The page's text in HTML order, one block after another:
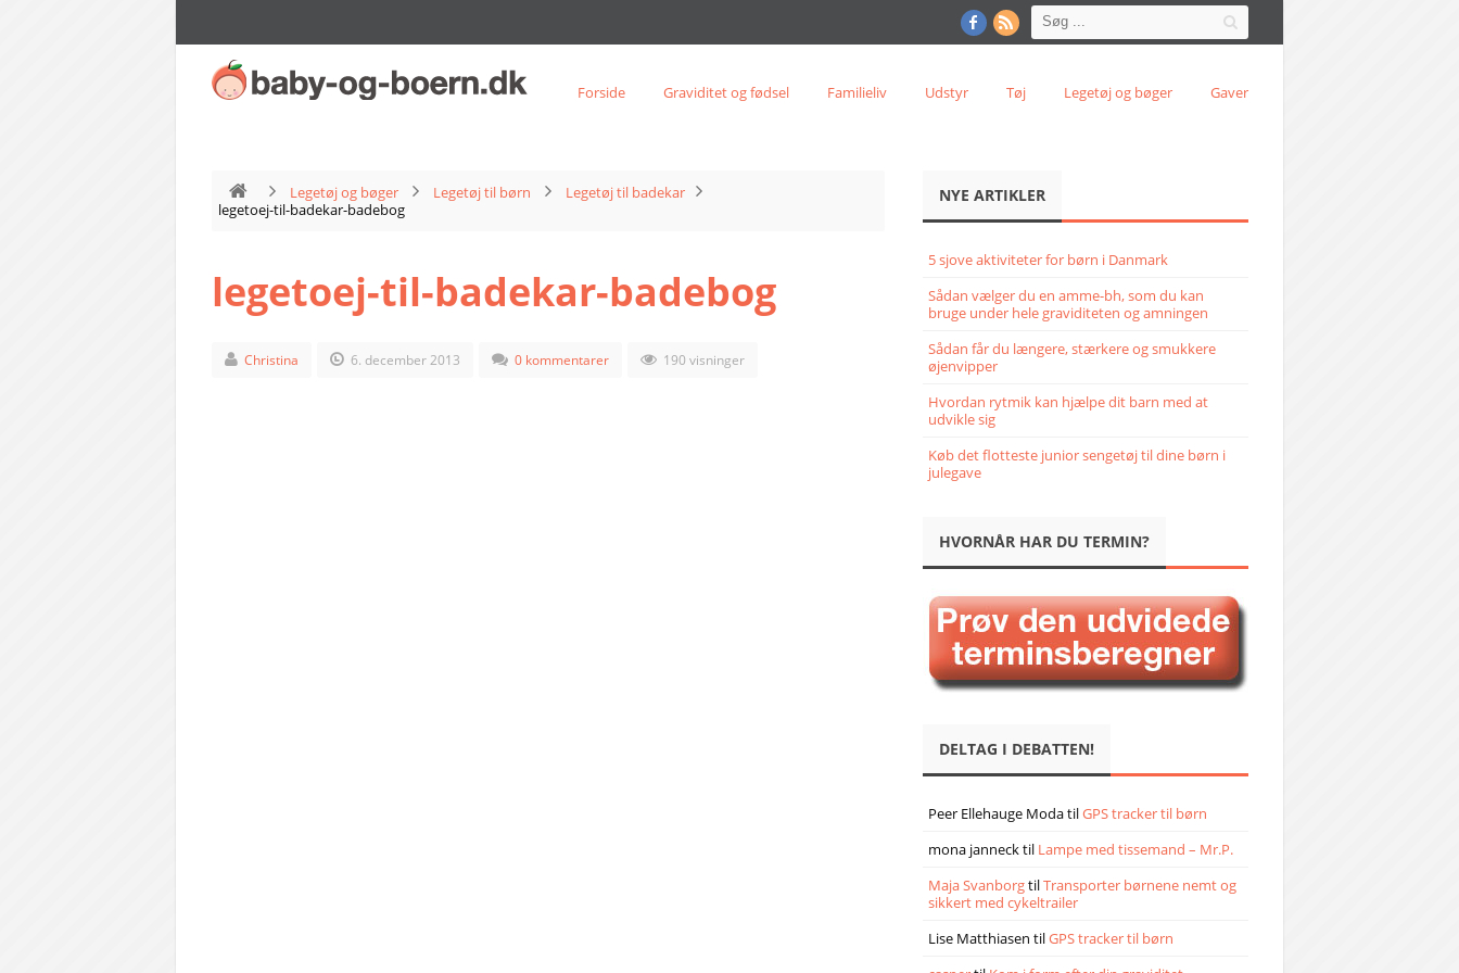
Forside Graviditet og fødsel Familieliv Udstyr Tøj Legetøj og bøger Gaver
Legetøj og bøger Legetøj til børn
Legetøj til badekar
legetoej-til-badekar-badebog
legetoej-til-badekar-badebog
Christina 6. december 2013 0 kommentarer 190 visninger
NYE ARTIKLER
5 sjove aktiviteter for børn i Danmark
Sådan vælger du en amme-bh, som du kan
bruge under hele graviditeten og amningen
Sådan får du længere, stærkere og smukkere
øjenvipper
Hvordan rytmik kan hjælpe dit barn med at
udvikle sig
Køb det flotteste junior sengetøj til dine børn i
julegave
HVORNÅR HAR DU TERMIN?
DELTAG I DEBATTEN!
Peer Ellehauge ModatilGPS tracker til børn
mona jannecktil Lampe med tissemand – Mr.P.
Maja SvanborgtilTransporter børnene nemt og
sikkert med cykeltrailer
Lise Matthiasen tilGPS tracker til børn